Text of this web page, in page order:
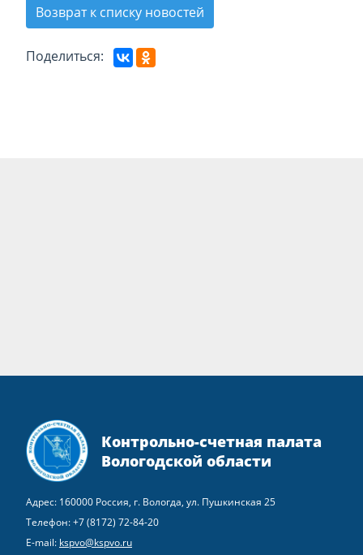
Возврат к списку новостей
Поделиться:
Контрольно-счетная палата
Вологодской области
Адрес: 160000 Россия, г. Вологда, ул. Пушкинская 25
Телефон:+7 (8172) 72-84-20
E-mail: kspvo@kspvo.ru